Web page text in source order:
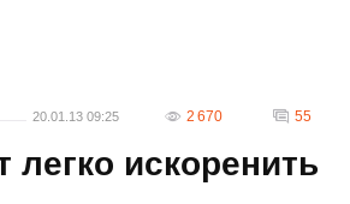
20.01.13 09:25 2 670 55
искоренить